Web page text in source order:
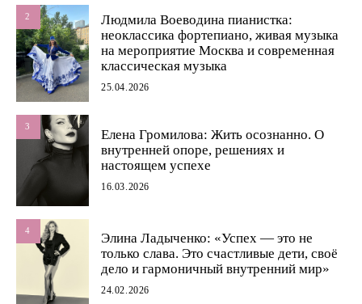
2
Людмила Воеводина пианистка:
неоклассика фортепиано, живая музыка
на мероприятие Москва и современная
классическая музыка
25.04.2026
3
Елена Громилова: Жить осознанно. О
внутренней опоре, решениях и
настоящем успехе
16.03.2026
4
Элина Ладыченко: «Успех — это не
только слава. Это счастливые дети, своё
дело и гармоничный внутренний мир»
24.02.2026